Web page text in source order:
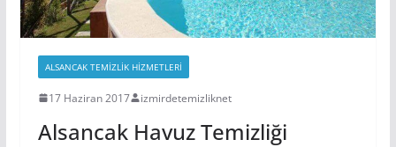
ALSANCAK TEMIZLIK HIZMETLERI
17 Haziran 2017 izmirdetemizliknet
Alsancak Havuz Temizliği